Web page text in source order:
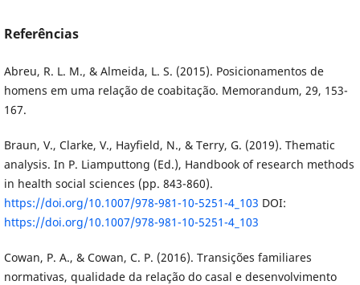
Referências
Abreu, R. L. M., & Almeida, L. S. (2015). Posicionamentos de
homens em uma relação de coabitação. Memorandum, 29, 153-
167.
Braun, V., Clarke, V., Hayfield, N., & Terry, G. (2019). Thematic
analysis. In P. Liamputtong (Ed.), Handbook of research methods
in health social sciences (pp. 843-860).
https://doi.org/10.1007/978-981-10-5251-4_103 DOI:
https://doi.org/10.1007/978-981-10-5251-4_103
Cowan, P. A., & Cowan, C. P. (2016). Transições familiares
normativas, qualidade da relação do casal e desenvolvimento